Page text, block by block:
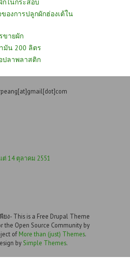
กในกระสอบ
องการปลูกผักฮ่องเต้ใน
ขายผัก
มัน 200 ลิตร
ปลาพลาสติก
14 ตุลาคม 2551
ง- This is a Free Drupal Theme
the Open Source Community by
of More than (just) Themes.
by Simple Themes.